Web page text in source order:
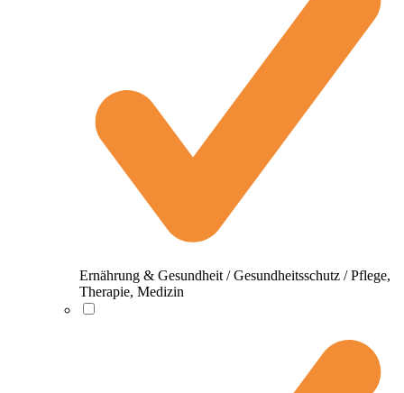
Ernährung & Gesundheit / Gesundheitsschutz / Pflege,
Therapie, Medizin